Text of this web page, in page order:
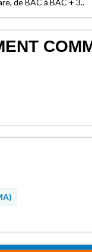
de BAC à BAC + 3..